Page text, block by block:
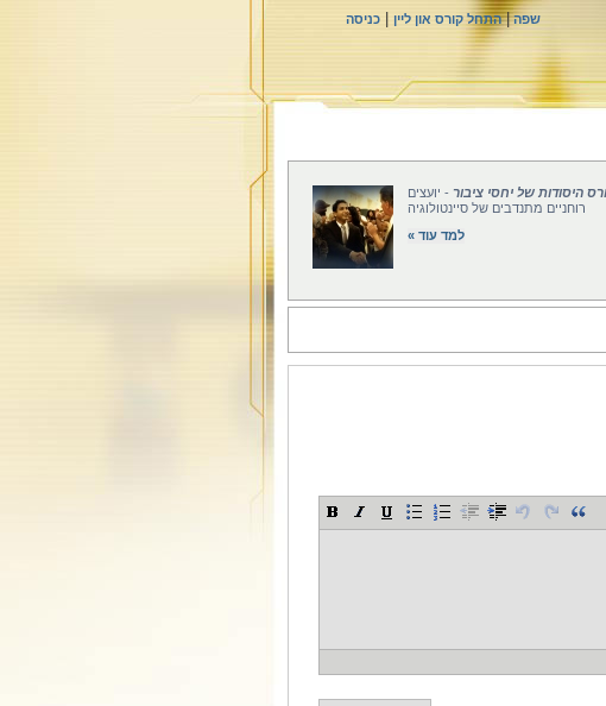
שפה| התחל קורס און ליין כניסה
היסודות של יחסי ציבור - יועצים
רוחניים מתנדבים של סיינטולוגיה
למד עוד »